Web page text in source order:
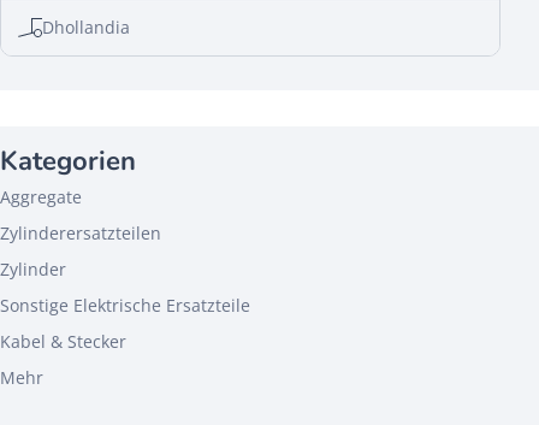
Dhollandia
Kategorien
Aggregate
Zylinderersatzteilen
Zylinder
Sonstige Elektrische Ersatzteile
Kabel & Stecker
Mehr